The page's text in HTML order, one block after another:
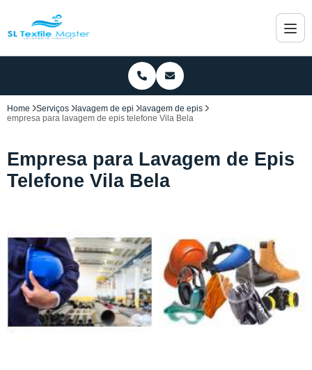
Home Serviços lavagem de epi
lavagem de epis
empresa para lavagem de epis telefone Vila Bela
Empresa para Lavagem de Epis
Telefone Vila Bela